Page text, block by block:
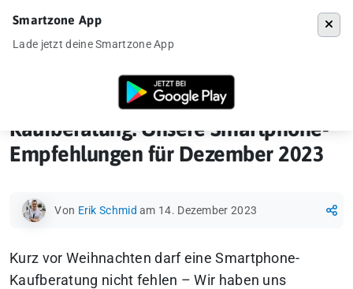
Kaufberatung: Unsere Smartphone-
Kaufberatung: Unsere Smartphone-
Empfehlungen für Dezember 2023
Von Erik Schmid am 14. Dezember 2023
Kurz vor Weihnachten darf eine Smartphone-
Kaufberatung nicht fehlen – Wir haben uns
Smartzone App
Lade jetzt deine Smartzone App